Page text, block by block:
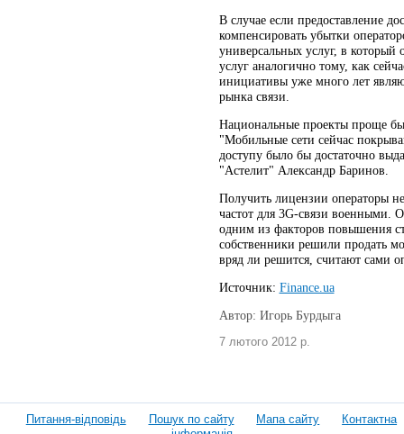
В случае если предоставление
компенсировать убытки
универсальных услуг, в
услуг аналогично тому, как
инициативы уже много лет
рынка связи.
Национальные проекты проще
"Мобильные сети сейчас
доступу было бы достаточно
"Астелит" Александр Баринов.
Получить лицензии операторы
частот для 3G-связи военными.
одним из факторов повышения
собственники решили продать
вряд ли решится, считают сами
Источник: Finance.ua
Автор: Игорь Бурдыга
7 лютого 2012 р.
Питання-відповідь Пошук по сайту Мапа сайту
Контактна